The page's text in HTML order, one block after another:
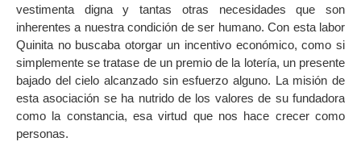
vestimenta digna y tantas otras necesidades que son
inherentes a nuestra condición de ser humano. Con esta labor
Quinita no buscaba otorgar un incentivo económico, como si
simplemente se tratase de un premio de la lotería, un presente
bajado del cielo alcanzado sin esfuerzo alguno. La misión de
esta asociación se ha nutrido de los valores de su fundadora
como la constancia, esa virtud que nos hace crecer como
personas.